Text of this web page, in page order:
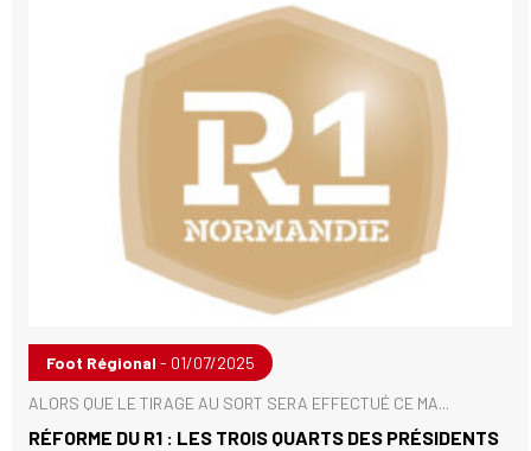
Foot Régional - 01/07/2025
ALORS QUE LE TIRAGE AU SORT SERA EFFECTUÉ CE MA...
RÉFORME DU R1 : LES TROIS QUARTS DES PRÉSIDENTS